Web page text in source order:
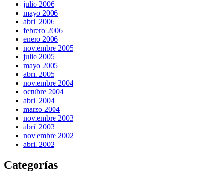
julio 2006
mayo 2006
abril 2006
febrero 2006
enero 2006
noviembre 2005
julio 2005
mayo 2005
abril 2005
noviembre 2004
octubre 2004
abril 2004
marzo 2004
noviembre 2003
abril 2003
noviembre 2002
abril 2002
Categorías